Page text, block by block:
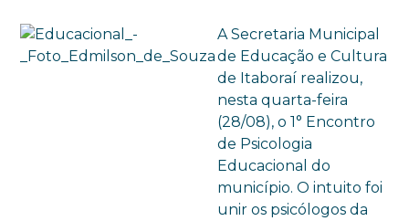
A Secretaria Municipal
de Educação e Cultura
de Itaboraí realizou,
nesta quarta-feira
(28/08), o 1° Encontro
de Psicologia
Educacional do
município. O intuito foi
unir os psicólogos da